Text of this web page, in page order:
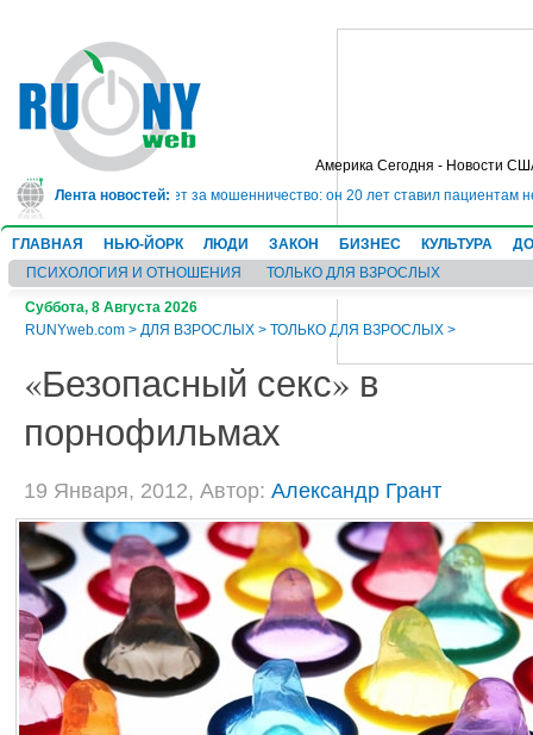
Америка Сегодня - Новости
Лента новостей:
в тюрьму на 10 лет за мошенничество: он 20 лет ставил пациентам
ГЛАВНАЯ НЬЮ-ЙОРК ЛЮДИ ЗАКОН БИЗНЕС КУЛЬТУРА
ПСИХОЛОГИЯ И ОТНОШЕНИЯ
ТОЛЬКО ДЛЯ ВЗРОСЛЫХ
Суббота, 8 Августа 2026
RUNYweb.com > ДЛЯ ВЗРОСЛЫХ > ТОЛЬКО ДЛЯ ВЗРОСЛЫХ >
«Безопасный секс» в
порнофильмах
19 Января, 2012, Автор: Александр Грант